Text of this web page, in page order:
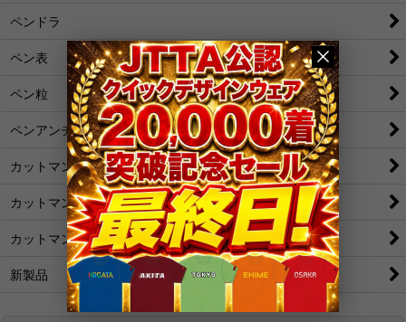
ペンドラ
ペン表
ペン粒
ペンアンチ
カットマン[裏]
カットマン[表/変化表]
カットマン[粒/アンチ]
新製品